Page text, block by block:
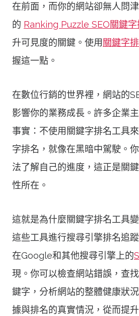
在前面，而你的網站卻無人問
的 Ranking Puzzle SEO關鍵字
升可見度的關鍵。使用關鍵字
握這一點。
在數位行銷的世界裡，網站的
影響你的業務成長。許多企業
事實：不使用關鍵字排名工具
字排名，就像在黑暗中駕駛。
法了解自己的進度，這正是關
性所在。
這就是為什麼關鍵字排名工具
這些工具進行搜尋引擎排名追
在Google和其他搜尋引擎上的
現。你可以檢查網站錯誤，查
鍵字，分析網站的整體健康狀
據與排名的真實情況，從而提